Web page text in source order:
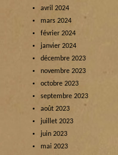
avril 2024
mars 2024
février 2024
janvier 2024
décembre 2023
novembre 2023
octobre 2023
septembre 2023
août 2023
juillet 2023
juin 2023
mai 2023